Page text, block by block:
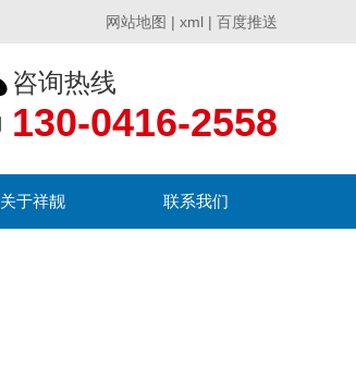
网站地图 | xml | 百度推送
咨询热线
130-0416-2558
关于祥靓 联系我们